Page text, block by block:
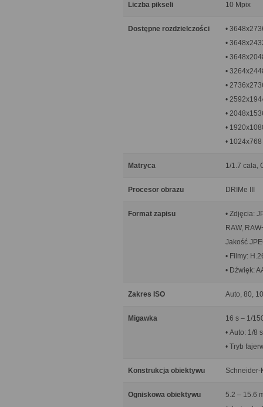
Liczba pikseli 10 Mpix
Dostępne rozdzielczości
•
•
•
•
•
•
•
•
• 1024x768
Matryca 1/1.7 cala,
Procesor obrazu DRIMe III
Format zapisu
• Zdjęcia:
RAW,
Jakość
• Filmy:
• Dźwięk:
Zakres ISO Auto, 80,
Migawka
16 s – 1/
• Auto: 1/8
• Tryb
Konstrukcja obiektywu Schneider-
Ogniskowa obiektywu
5.2 – 15.6